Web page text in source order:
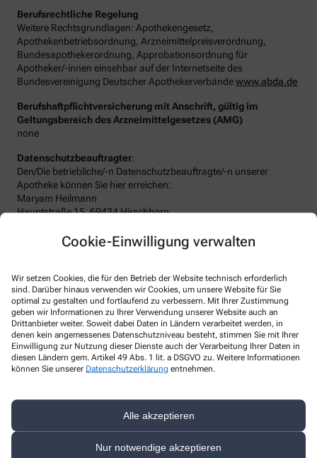
Cookie-Einwilligung verwalten
Wir setzen Cookies, die für den Betrieb der Website technisch erforderlich
sind. Darüber hinaus verwenden wir Cookies, um unsere Website für Sie
optimal zu gestalten und fortlaufend zu verbessern. Mit Ihrer Zustimmung
geben wir Informationen zu Ihrer Verwendung unserer Website auch an
Drittanbieter weiter. Soweit dabei Daten in Ländern verarbeitet werden, in
denen kein angemessenes Datenschutzniveau besteht, stimmen Sie mit Ihrer
Einwilligung zur Nutzung dieser Dienste auch der Verarbeitung Ihrer Daten in
diesen Ländern gem. Artikel 49 Abs. 1 lit. a DSGVO zu. Weitere Informationen
können Sie unserer Datenschutzerklärung entnehmen.
Alle akzeptieren
Nur notwendige akzeptieren
Berufsrechtliche Regelung
Weitere Rechtsgrundlagen: Apothekengesetz,
Apothekenbetriebsordnung, Arzneimittelpreisverordnung,
Bundesapothekerordnung, Approbationsordnung für
Apotheker/-innen einsehbar auf der Internetseite des
Bundesvereinigung Deutscher Apothekerverbändewww.abda.de
Berufshaftpflichtversicherung mit Anschrift, gültig im
Geltungsbereich des Arzneimittelgesetzes (AMG)
none
Datenschutzbeauftragter:
Den/Die betriebliche/-n Datenschutzbeauftragte/-n unserer
Apotheke können Sie hier erreichen:
Maryam Heilmann
Hauptstraße 15, 69434 Hirschhorn
service@apotheke-hirschhorn.de
Weitere Hinweise
Streitschlichtung
Wir sind weder verpflichtet noch bereit, an einem
Streitbeilegungsverfahren vor einer Verbraucherschlichtungsstelle
teilzunehmen.
Wir sind für unsere Inhalte verantwortlich. Alle Inhalte werden mit
der gebotenen Sorgfalt und nach bestem Wissen erstellt. Soweit
wir mittels Links auf Internetseiten Dritter verweisen, können wir
Vollständigkeit der verlinkten Inhalte übernehmen, da diese